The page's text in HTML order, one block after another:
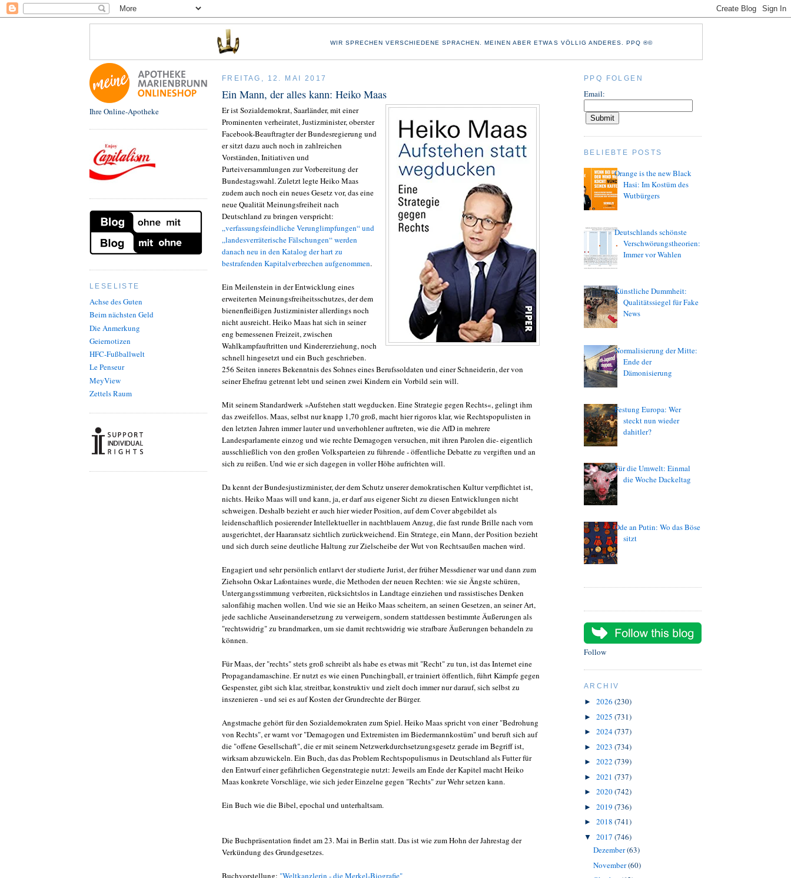
WIR SPRECHEN VERSCHIEDENE SPRACHEN. MEINEN ABER ETWAS VÖLLIG ANDERES. PPQ ®©
Ihre Online-Apotheke
LESELISTE
Achse des Guten
Beim nächsten Geld
Die Anmerkung
Geiernotizen
HFC-Fußballwelt
Le Penseur
MeyView
Zettels Raum
FREITAG, 12. MAI 2017
Ein Mann, der alles kann: Heiko Maas
Er ist Sozialdemokrat, Saarländer, mit einer
Prominenten verheiratet, Justizminister, oberster
Facebook-Beauftragter der Bundesregierung und
er sitzt dazu auch noch in zahlreichen
Vorständen, Initiativen und
Parteiversammlungen zur Vorbereitung der
Bundestagswahl. Zuletzt legte Heiko Maas
zudem auch noch ein neues Gesetz vor, das eine
neue Qualität Meinungsfreiheit nach
Deutschland zu bringen verspricht:
„verfassungsfeindliche Verunglimpfungen“ und
„landesverräterische Fälschungen“ werden
danach neu in den Katalog der hart zu
bestrafenden Kapitalverbrechen aufgenommen.
Ein Meilenstein in der Entwicklung eines
erweiterten Meinungsfreiheitsschutzes, der dem
bienenfleißigen Justizminister allerdings noch
nicht ausreicht. Heiko Maas hat sich in seiner
eng bemessenen Freizeit, zwischen
Wahlkampfauftritten und Kindererziehung, noch
schnell hingesetzt und ein Buch geschrieben.
256 Seiten inneres Bekenntnis des Sohnes eines Berufssoldaten und einer Schneiderin, der von
seiner Ehefrau getrennt lebt und seinen zwei Kindern ein Vorbild sein will.
Mit seinem Standardwerk »Aufstehen statt wegducken. Eine Strategie gegen Rechts«, gelingt ihm
das zweifellos. Maas, selbst nur knapp 1,70 groß, macht hier rigoros klar, wie Rechtspopulisten in
den letzten Jahren immer lauter und unverhohlener auftreten, wie die AfD in mehrere
Landesparlamente einzog und wie rechte Demagogen versuchen, mit ihren Parolen die- eigentlich
ausschließlich von den großen Volksparteien zu führende - öffentliche Debatte zu vergiften und an
sich zu reißen. Und wie er sich dagegen in voller Höhe aufrichten will.
Da kennt der Bundesjustizminister, der dem Schutz unserer demokratischen Kultur verpflichtet ist,
nichts. Heiko Maas will und kann, ja, er darf aus eigener Sicht zu diesen Entwicklungen nicht
schweigen. Deshalb bezieht er auch hier wieder Position, auf dem Cover abgebildet als
leidenschaftlich posierender Intellektueller in nachtblauem Anzug, die fast runde Brille nach vorn
ausgerichtet, der Haaransatz sichtlich zurückweichend. Ein Stratege, ein Mann, der Position bezieht
und sich durch seine deutliche Haltung zur Zielscheibe der Wut von Rechtsaußen machen wird.
Engagiert und sehr persönlich entlarvt der studierte Jurist, der früher Messdiener war und dann zum
Ziehsohn Oskar Lafontaines wurde, die Methoden der neuen Rechten: wie sie Ängste schüren,
Untergangsstimmung verbreiten, rücksichtslos in Landtage einziehen und rassistisches Denken
salonfähig machen wollen. Und wie sie an Heiko Maas scheitern, an seinen Gesetzen, an seiner Art,
jede sachliche Auseinandersetzung zu verweigern, sondern stattdessen bestimmte Äußerungen als
"rechtswidrig" zu brandmarken, um sie damit rechtswidrig wie strafbare Äußerungen behandeln zu
können.
Für Maas, der "rechts" stets groß schreibt als habe es etwas mit "Recht" zu tun, ist das Internet eine
Propagandamaschine. Er nutzt es wie einen Punchingball, er trainiert öffentlich, führt Kämpfe gegen
Gespenster, gibt sich klar, streitbar, konstruktiv und zielt doch immer nur darauf, sich selbst zu
inszenieren - und sei es auf Kosten der Grundrechte der Bürger.
Angstmache gehört für den Sozialdemokraten zum Spiel. Heiko Maas spricht von einer "Bedrohung
von Rechts", er warnt vor "Demagogen und Extremisten im Biedermannkostüm" und beruft sich auf
die "offene Gesellschaft", die er mit seinem Netzwerkdurchsetzungsgesetz gerade im Begriff ist,
wirksam abzuwickeln. Ein Buch, das das Problem Rechtspopulismus in Deutschland als Futter für
den Entwurf einer gefährlichen Gegenstrategie nutzt: Jeweils am Ende der Kapitel macht Heiko
Maas konkrete Vorschläge, wie sich jeder Einzelne gegen "Rechts" zur Wehr setzen kann.
Ein Buch wie die Bibel, epochal und unterhaltsam.
Die Buchpräsentation findet am 23. Mai in Berlin statt. Das ist wie zum Hohn der Jahrestag der
Verkündung des Grundgesetzes.
Buchvorstellung: "Weltkanzlerin - die Merkel-Biografie"
PPQ FOLGEN
Email:
BELIEBTE POSTS
Orange is the new Black
Hasi: Im Kostüm des
Wutbürgers
Deutschlands schönste
Verschwörungstheorien:
Immer vor Wahlen
Künstliche Dummheit:
Qualitätssiegel für Fake
News
Normalisierung der Mitte:
Ende der
Dämonisierung
Festung Europa: Wer
steckt nun wieder
dahitler?
Für die Umwelt: Einmal
die Woche Dackeltag
Ode an Putin: Wo das Böse
sitzt
Follow
ARCHIV
► 2026 (230)
► 2025 (731)
► 2024(737)
► 2023 (734)
► 2022 (739)
► 2021 (737)
► 2020(742)
► 2019 (736)
► 2018 (741)
▼ 2017 (746)
Dezember(63)
November(60)